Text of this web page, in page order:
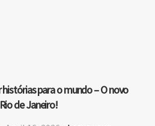
para o mundo – O novo
de Janeiro!